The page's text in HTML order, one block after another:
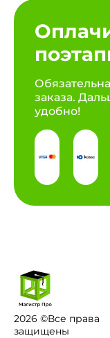
заказа.
удобно!
2026 ©Все права
защищены